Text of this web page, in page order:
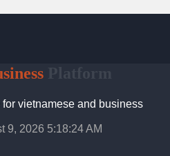
Platform
vietnamese and business
9, 2026 5:18:25 AM